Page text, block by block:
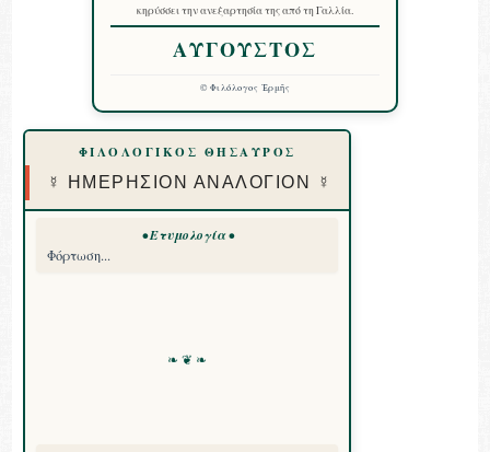
κηρύσσει την ανεξαρτησία της από τη Γαλλία.
ΑΥΓΟΥΣΤΟΣ
© Φιλόλογος Ἑρμῆς
ΦΙΛΟΛΟΓΙΚΟΣ ΘΗΣΑΥΡΟΣ
☿ ΗΜΕΡΗΣΙΟΝ ΑΝΑΛΟΓΙΟΝ ☿
• Ετυμολογία •
Φόρτωση...
❧ ❦ ❧